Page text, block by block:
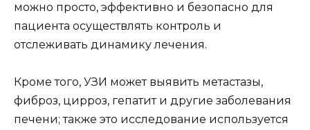
можно просто, эффективно и безопасно для
пациента осуществлять контроль и
отслеживать динамику лечения.
Кроме того, УЗИ может выявить метастазы,
фиброз, цирроз, гепатит и другие заболевания
печени; также это исследование используется